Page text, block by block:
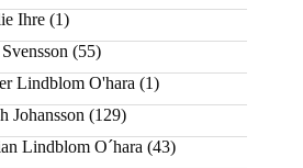
Ihre (1)
(55)
Lindblom O'hara (1)
Johansson (129)
Lindblom O´hara (43)